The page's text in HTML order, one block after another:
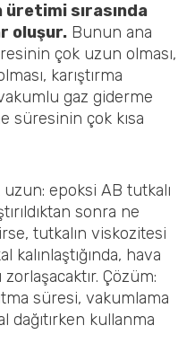
sırasında
oluşur. Bunun ana
çok uzun olması,
karıştırma
gaz giderme
süresinin çok kısa
uzun: epoksi AB tutkalı
sonra ne
tutkalın viskozitesi
kalınlaştığında, hava
zorlaşacaktır. Çözüm:
süresi, vakumlama
kullanma